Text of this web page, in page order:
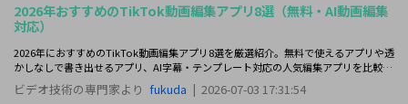
2026年おすすめのTikTok動画編集アプリ8選（無料・AI動画編集
対応）
2026年におすすめのTikTok動画編集アプリ8選を厳選紹介。無料で使えるアプリや透
かしなしで書き出せるアプリ、AI字幕・テンプレート対応の人気編集アプリを比較し
ます。
ビデオ技術の専門家より fukuda | 2026-07-03 17:31:54